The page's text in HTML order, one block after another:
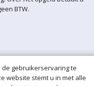
BTW.
gebruikerservaring te
website stemt u in met alle